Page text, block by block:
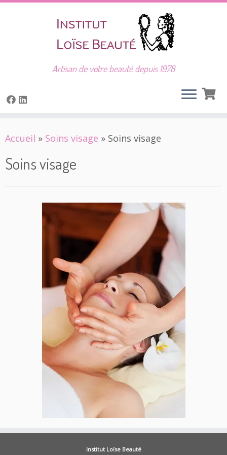
to
Artisan de votre beauté depuis 1978
Accueil » Soins visage » Soins visage
Soins visage
Institut Loïse Beauté